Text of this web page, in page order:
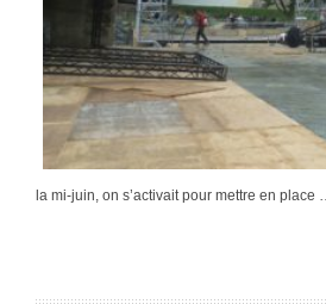
la mi-juin, on s’activait pour mettre en place …